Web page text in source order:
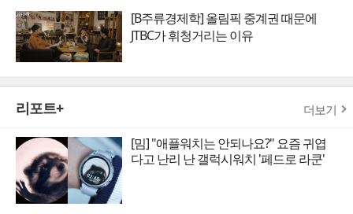
[B주류경제학] 올림픽 중계권 때문에
JTBC가 휘청거리는 이유
리포트+ 더보기
[밈] "애플워치는 안되나요?" 요즘 귀엽
다고 난리 난 갤럭시워치 '페드로 라쿤'